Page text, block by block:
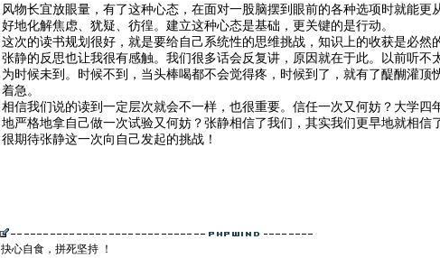
风物长宜放眼量，有了这种心态，在面对一股脑摆到眼前的各种选项时就能更
好地化解焦虑、犹疑、彷徨。建立这种心态是基础，更关键的是行动。
这次的读书规划很好，就是要给自己系统性的思维挑战，知识上的收获是必然
张静的反思也让我很有感触。我们很多话会反复讲，原因就在于此。以前听不
为时候未到。时候不到，当头棒喝都不会觉得疼，时候到了，就有了醍醐灌顶
着急。
相信我们说的读到一定层次就会不一样，也很重要。信任一次又何妨？大学四
地严格地拿自己做一次试验又何妨？张静相信了我们，其实我们更早地就相信了
很期待张静这一次向自己发起的挑战！
抉心自食，拼死坚持 ！